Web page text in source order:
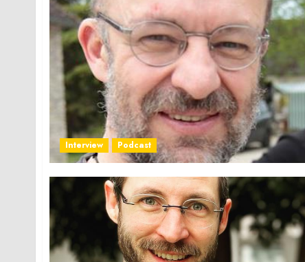
Interview Podcast